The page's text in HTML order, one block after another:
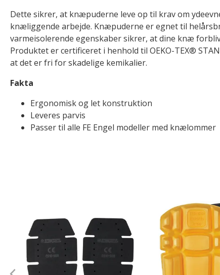
Dette sikrer, at knæpuderne leve op til krav om
knæliggende arbejde. Knæpuderne er egnet til
varmeisolerende egenskaber sikrer, at dine knæ
Produktet er certificeret i henhold til OEKO-TEX®
at det er fri for skadelige kemikalier.
Fakta
Ergonomisk og let konstruktion
Leveres parvis
Passer til alle FE Engel modeller med knælommer